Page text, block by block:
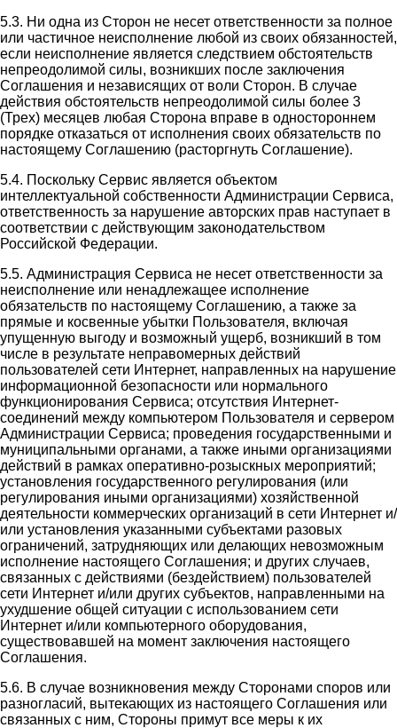
5.3. Ни одна из Сторон не несет ответственности за полное
или частичное неисполнение любой из своих обязанностей,
если неисполнение является следствием обстоятельств
непреодолимой силы, возникших после заключения
Соглашения и независящих от воли Сторон. В случае
действия обстоятельств непреодолимой силы более 3
(Трех) месяцев любая Сторона вправе в одностороннем
порядке отказаться от исполнения своих обязательств по
настоящему Соглашению (расторгнуть Соглашение).
5.4. Поскольку Сервис является объектом
интеллектуальной собственности Администрации Сервиса,
ответственность за нарушение авторских прав наступает в
соответствии с действующим законодательством
Российской Федерации.
5.5. Администрация Сервиса не несет ответственности за
неисполнение или ненадлежащее исполнение
обязательств по настоящему Соглашению, а также за
прямые и косвенные убытки Пользователя, включая
упущенную выгоду и возможный ущерб, возникший в том
числе в результате неправомерных действий
пользователей сети Интернет, направленных на нарушение
информационной безопасности или нормального
функционирования Сервиса; отсутствия Интернет-
соединений между компьютером Пользователя и сервером
Администрации Сервиса; проведения государственными и
муниципальными органами, а также иными организациями
действий в рамках оперативно-розыскных мероприятий;
установления государственного регулирования (или
регулирования иными организациями) хозяйственной
деятельности коммерческих организаций в сети Интернет и/
или установления указанными субъектами разовых
ограничений, затрудняющих или делающих невозможным
исполнение настоящего Соглашения; и других случаев,
связанных с действиями (бездействием) пользователей
сети Интернет и/или других субъектов, направленными на
ухудшение общей ситуации с использованием сети
Интернет и/или компьютерного оборудования,
существовавшей на момент заключения настоящего
Соглашения.
5.6. В случае возникновения между Сторонами споров или
разногласий, вытекающих из настоящего Соглашения или
связанных с ним, Стороны примут все меры к их